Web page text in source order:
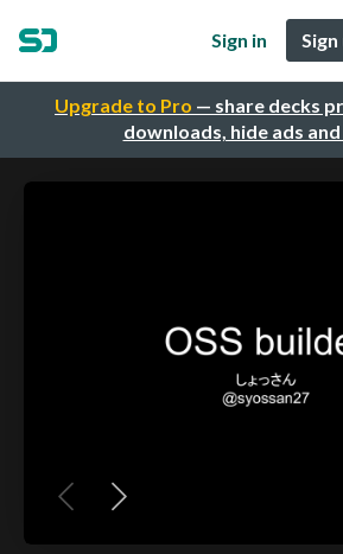
Upgrade to Pro — share decks
downloads, hide ads
Sign in